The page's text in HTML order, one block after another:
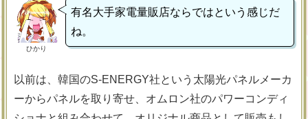
ひかり
有名大手家電量販店ならではという感じだ
ね。
以前は、韓国のS-ENERGY社という太陽光パネルメーカ
ーからパネルを取り寄せ、オムロン社のパワーコンディ